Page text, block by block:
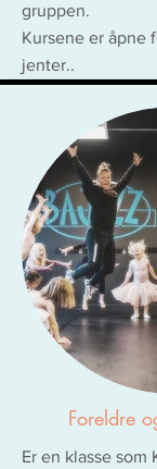
gruppen.
Kursene er åpne
jenter..
Foreldre
Er en klasse som